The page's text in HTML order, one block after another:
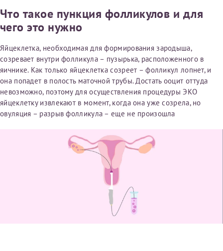
Что такое пункция фолликулов и для
чего это нужно
Яйцеклетка, необходимая для формирования зародыша,
созревает внутри фолликула – пузырька, расположенного в
яичнике. Как только яйцеклетка созреет – фолликул лопнет, и
она попадет в полость маточной трубы. Достать ооцит оттуда
невозможно, поэтому для осуществления процедуры ЭКО
яйцеклетку извлекают в момент, когда она уже созрела, но
овуляция – разрыв фолликула – еще не произошла
Федерации, выписать ее на имя:
Фамилия*
Имя*
Отчество*
ИНН Налогоплательщика*
налогоплательщик, тот, кто будет получать вычет - ФИО